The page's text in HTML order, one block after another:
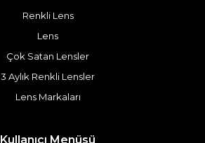
Renkli Lens
Lens
Çok Satan Lensler
3 Aylık Renkli Lensler
Lens Markaları
Kullanıcı Menüsü